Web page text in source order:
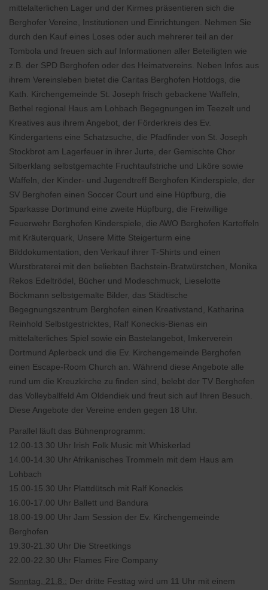
mittelalterlichen Lager und der Kirmes präsentieren sich die
Berghofer Vereine, Institutionen und Einrichtungen. Nehmen Sie
durch den Kauf eines Loses oder auch mehrerer teil an der
Tombola und freuen sich auf Informationen aller Beteiligten wie
z.B. der SPD Berghofen oder des Heimatvereins. Neben Infos aus
ihrem Vereinsleben bietet die Caritas Berghofen Hotdogs, die
Kath. Kirchengemeinde St. Joseph frisch gebackene Waffeln,
Bethel regional Haus am Lohbach Begegnungen im Teezelt und
Kreatives aus ihrem Angebot, der Förderkreis des Ev.
Kindergartens eine Schatzsuche, die Pfadfinder von St. Joseph
Stockbrot am Lagerfeuer in ihrer Jurte, der Gemischte Chor
Silberklang selbstgemachte Fruchtaufstriche und Liköre sowie
Waffeln, der Kinder- und Jugendtreff Berghofen Kinderspiele, der
SV Berghofen einen Soccer Court und eine Hüpfburg, die
Sparkasse Dortmund eine zweite Hüpfburg, die Freiwillige
Feuerwehr Berghofen Kinderspiele, die AWO Berghofen Kartoffeln
mit Kräuterquark, Unsere Mitte Steigerturm eine
Bilddokumentation, den Verkauf ihrer T-Shirts und einen
Wurstbraterei mit den beliebten Bachstein-Bratwürstchen, Monika
Rekos Edeltrödel, Bücher und Modeschmuck, Lieselotte
Böckmann selbstgemalte Bilder, das Städtische
Begegnungszentrum Berghofen einen Kreativstand, Katharina
Reinhold Selbstgestricktes, Ralf Koneckis-Bienas ein
mittelalterliches Spiel sowie ein Bastelangebot, Imkerverein
Dortmund Aplerbeck und die Ev. Kirchengemeinde Berghofen
einen Escape-Room Church an. Während diese Angebote alle
rund um die Kreuzkirche zu finden sind, belebt der TV Berghofen
das Volleyballfeld Am Oldendiek und freut sich auf Ihren Besuch.
Diese Angebote der Vereine enden gegen 18 Uhr.
Parallel läuft das Bühnenprogramm:
12.00-13.30 Uhr Irish Folk Music mit Whiskerlad
14.00-14.30 Uhr Afrikanisches Trommeln mit dem Haus am
Lohbach
15.00-15.30 Uhr Plattdütsch mit Ralf Koneckis
16.00-17.00 Uhr Ballett und Bandura
18.00-19.00 Uhr Jam Session der Ev. Kirchengemeinde
Berghofen
19.30-21.30 Uhr Die Streetkings
22.00-22.30 Uhr Flames Fire Company
Sonntag, 21.8.: Der dritte Festtag wird um 11 Uhr mit einem